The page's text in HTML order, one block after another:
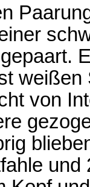
von
und